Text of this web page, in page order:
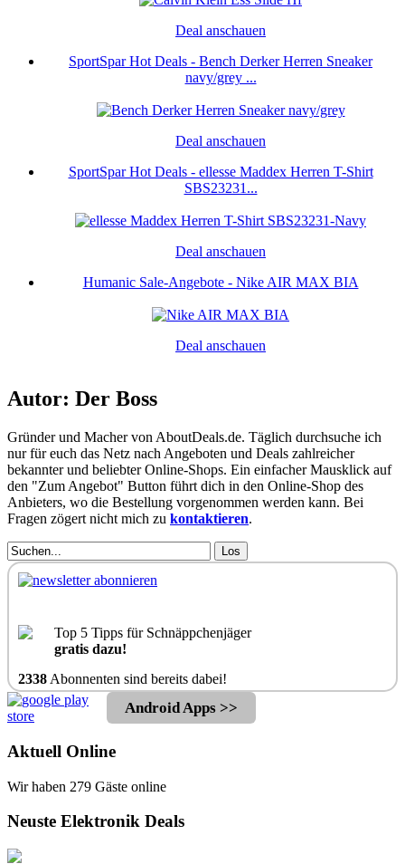
Deal anschauen
SportSpar Hot Deals - Bench Derker Herren Sneaker
navy/grey ...
Deal anschauen
SportSpar Hot Deals - ellesse Maddex Herren T-Shirt
SBS23231...
Deal anschauen
Humanic Sale-Angebote - Nike AIR MAX BIA
Deal anschauen
Autor: Der Boss
Gründer und Macher von AboutDeals.de. Täglich durchsuche ich
nur für euch das Netz nach Angeboten und Deals zahlreicher
bekannter und beliebter Online-Shops. Ein einfacher Mausklick auf
den "Zum Angebot" Button führt dich in den Online-Shop des
Anbieters, wo die Bestellung vorgenommen werden kann. Bei
Fragen zögert nicht mich zu kontaktieren.
Los
Top 5 Tipps für Schnäppchenjäger
gratis dazu!
2338 Abonnenten sind bereits dabei!
Android Apps >>
Aktuell Online
Wir haben 279 Gäste online
Neuste Elektronik Deals